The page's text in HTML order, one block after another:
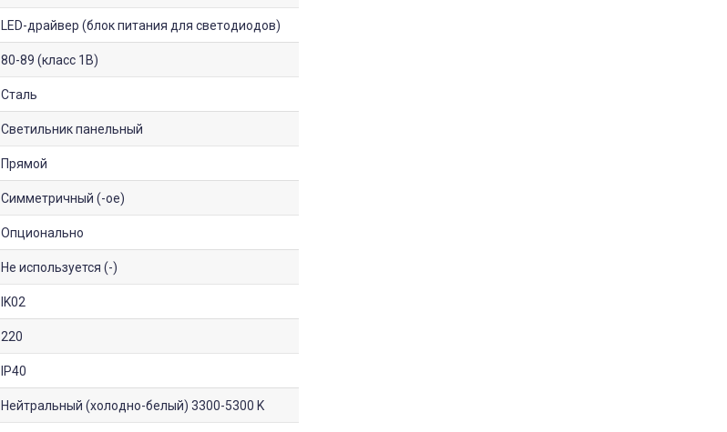
LED-драйвер (блок питания для светодиодов)
80-89 (класс 1B)
Сталь
Светильник панельный
Прямой
Симметричный (-ое)
Опционально
Не используется (-)
IK02
220
IP40
Нейтральный (холодно-белый) 3300-5300 K